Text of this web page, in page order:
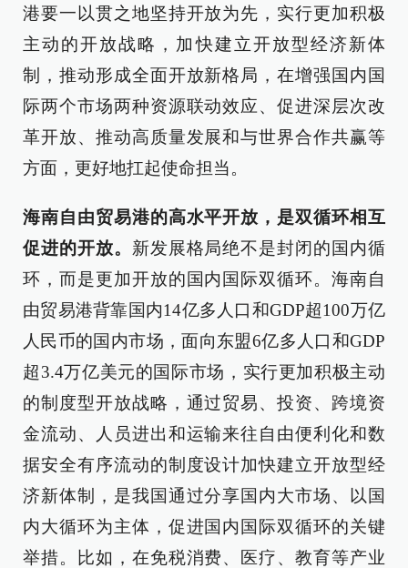
港要一以贯之地坚持开放为先，实行更加积极
主动的开放战略，加快建立开放型经济新体
制，推动形成全面开放新格局，在增强国内国
际两个市场两种资源联动效应、促进深层次改
革开放、推动高质量发展和与世界合作共赢等
方面，更好地扛起使命担当。
海南自由贸易港的高水平开放，是双循环相互
促进的开放。 新发展格局绝不是封闭的国内循
环，而是更加开放的国内国际双循环。海南自
由贸易港背靠国内14亿多人口和GDP超100万亿
人民币的国内市场，面向东盟6亿多人口和GDP
超3.4万亿美元的国际市场，实行更加积极主动
的制度型开放战略，通过贸易、投资、跨境资
金流动、人员进出和运输来往自由便利化和数
据安全有序流动的制度设计加快建立开放型经
济新体制，是我国通过分享国内大市场、以国
内大循环为主体，促进国内国际双循环的关键
举措。比如，在免税消费、医疗、教育等产业